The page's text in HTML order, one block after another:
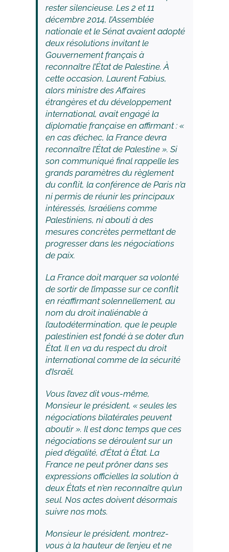
rester silencieuse. Les 2 et 11
décembre 2014, l’Assemblée
nationale et le Sénat avaient adopté
deux résolutions invitant le
Gouvernement français à
reconnaître l’État de Palestine. À
cette occasion, Laurent Fabius,
alors ministre des Affaires
étrangères et du développement
international, avait engagé la
diplomatie française en affirmant : «
en cas d’échec, la France devra
reconnaître l’État de Palestine ». Si
son communiqué final rappelle les
grands paramètres du règlement
du conflit, la conférence de Paris n’a
ni permis de réunir les principaux
intéressés, Israéliens comme
Palestiniens, ni abouti à des
mesures concrètes permettant de
progresser dans les négociations
de paix.
La France doit marquer sa volonté
de sortir de l’impasse sur ce conflit
en réaffirmant solennellement, au
nom du droit inaliénable à
l’autodétermination, que le peuple
palestinien est fondé à se doter d’un
État. Il en va du respect du droit
international comme de la sécurité
d’Israël.
Vous l’avez dit vous-même,
Monsieur le président, « seules les
négociations bilatérales peuvent
aboutir ». Il est donc temps que ces
négociations se déroulent sur un
pied d’égalité, d’État à État. La
France ne peut prôner dans ses
expressions officielles la solution à
deux États et n’en reconnaître qu’un
seul. Nos actes doivent désormais
suivre nos mots.
Monsieur le président, montrez-
vous à la hauteur de l’enjeu et ne